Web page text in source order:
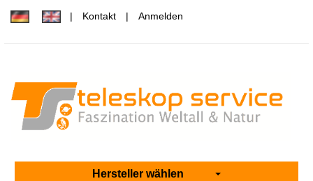
Kontakt Anmelden
Hersteller wählen